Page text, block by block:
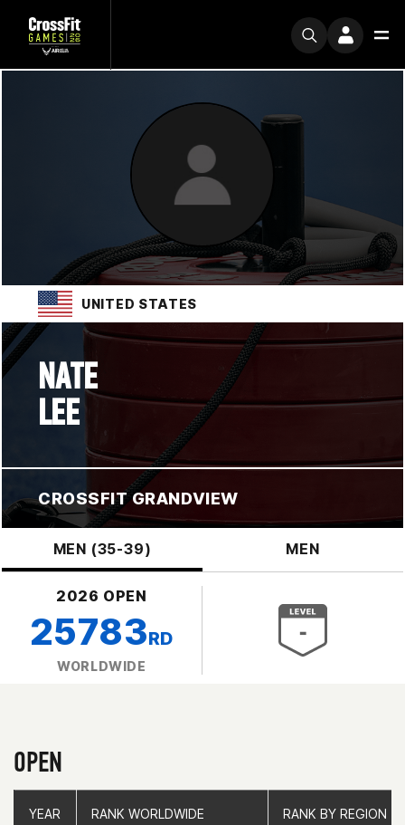
UNITED STATES
NATE
LEE
CROSSFIT GRANDVIEW
MEN (35-39) MEN
2026 OPEN
25783RD
WORLDWIDE
OPEN
YEAR RANK WORLDWIDE RANK BY REGION
YEAR RANK WORLDWIDE RANK BY REGION